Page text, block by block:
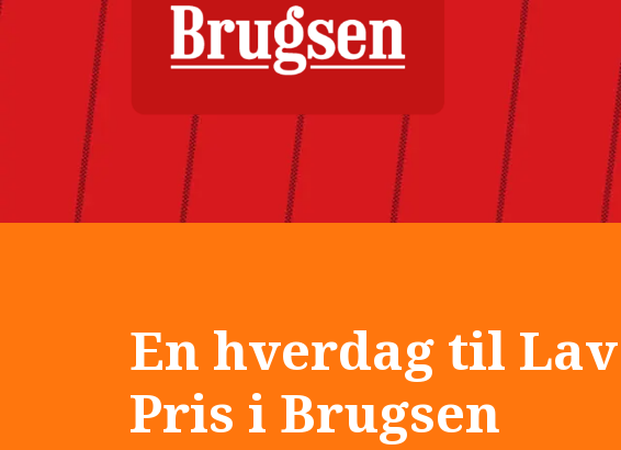
En hverdag til Lav
Pris i Brugsen